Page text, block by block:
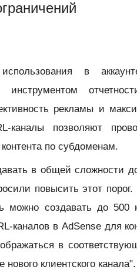
в
рекламы и
каналы позволяют
по субдоменам.
в общей сложности
повысить этот
можно создавать до 500
каналов в AdSense для
в
клиентского канала".